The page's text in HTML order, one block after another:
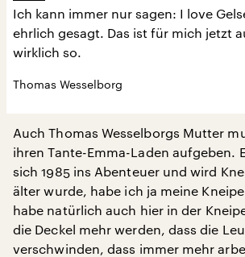
Ich kann immer nur sagen: I love
ehrlich gesagt. Das ist für mich jetzt
wirklich so.
Thomas Wesselborg
Auch Thomas Wesselborgs Mutter
ihren Tante-Emma-Laden aufgeben.
sich 1985 ins Abenteuer und wird
älter wurde, habe ich ja meine
habe natürlich auch hier in der
die Deckel mehr werden, dass die
verschwinden, dass immer mehr